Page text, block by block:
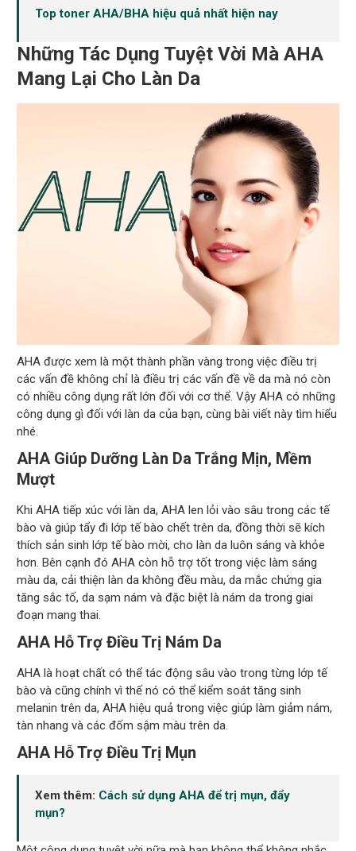
Top toner AHA/BHA hiệu quả nhất hiện nay
Những Tác Dụng Tuyệt Vời Mà AHA
Mang Lại Cho Làn Da
AHA được xem là một thành phần vàng trong việc điều trị
các vấn đề không chỉ là điều trị các vấn đề về da mà nó còn
có nhiều công dụng rất lớn đối với cơ thể. Vậy AHA có những
công dụng gì đối với làn da của bạn, cùng bài viết này tìm hiểu
nhé.
AHA Giúp Dưỡng Làn Da Trắng Mịn, Mềm
Mượt
Khi AHA tiếp xúc với làn da, AHA len lỏi vào sâu trong các tế
bào và giúp tẩy đi lớp tế bào chết trên da, đồng thời sẽ kích
thích sản sinh lớp tế bào mời, cho làn da luôn sáng và khỏe
hơn. Bên cạnh đó AHA còn hỗ trợ tốt trong việc làm sáng
màu da, cải thiện làn da không đều màu, da mắc chứng gia
tăng sắc tố, da sạm nám và đặc biệt là nám da trong giai
đoạn mang thai.
AHA Hỗ Trợ Điều Trị Nám Da
AHA là hoạt chất có thể tác động sâu vào trong từng lớp tế
bào và cũng chính vì thế nó có thể kiểm soát tăng sinh
melanin trên da, AHA hiệu quả trong việc giúp làm giảm nám,
tàn nhang và các đốm sậm màu trên da.
AHA Hỗ Trợ Điều Trị Mụn
Xem thêm: Cách sử dụng AHA để trị mụn, đẩy
mụn?